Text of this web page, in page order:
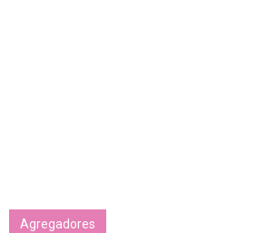
Agregadores